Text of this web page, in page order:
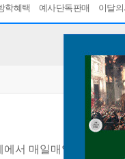
학혜택 예사단독판매 이달
서 매일매일 샌드위치